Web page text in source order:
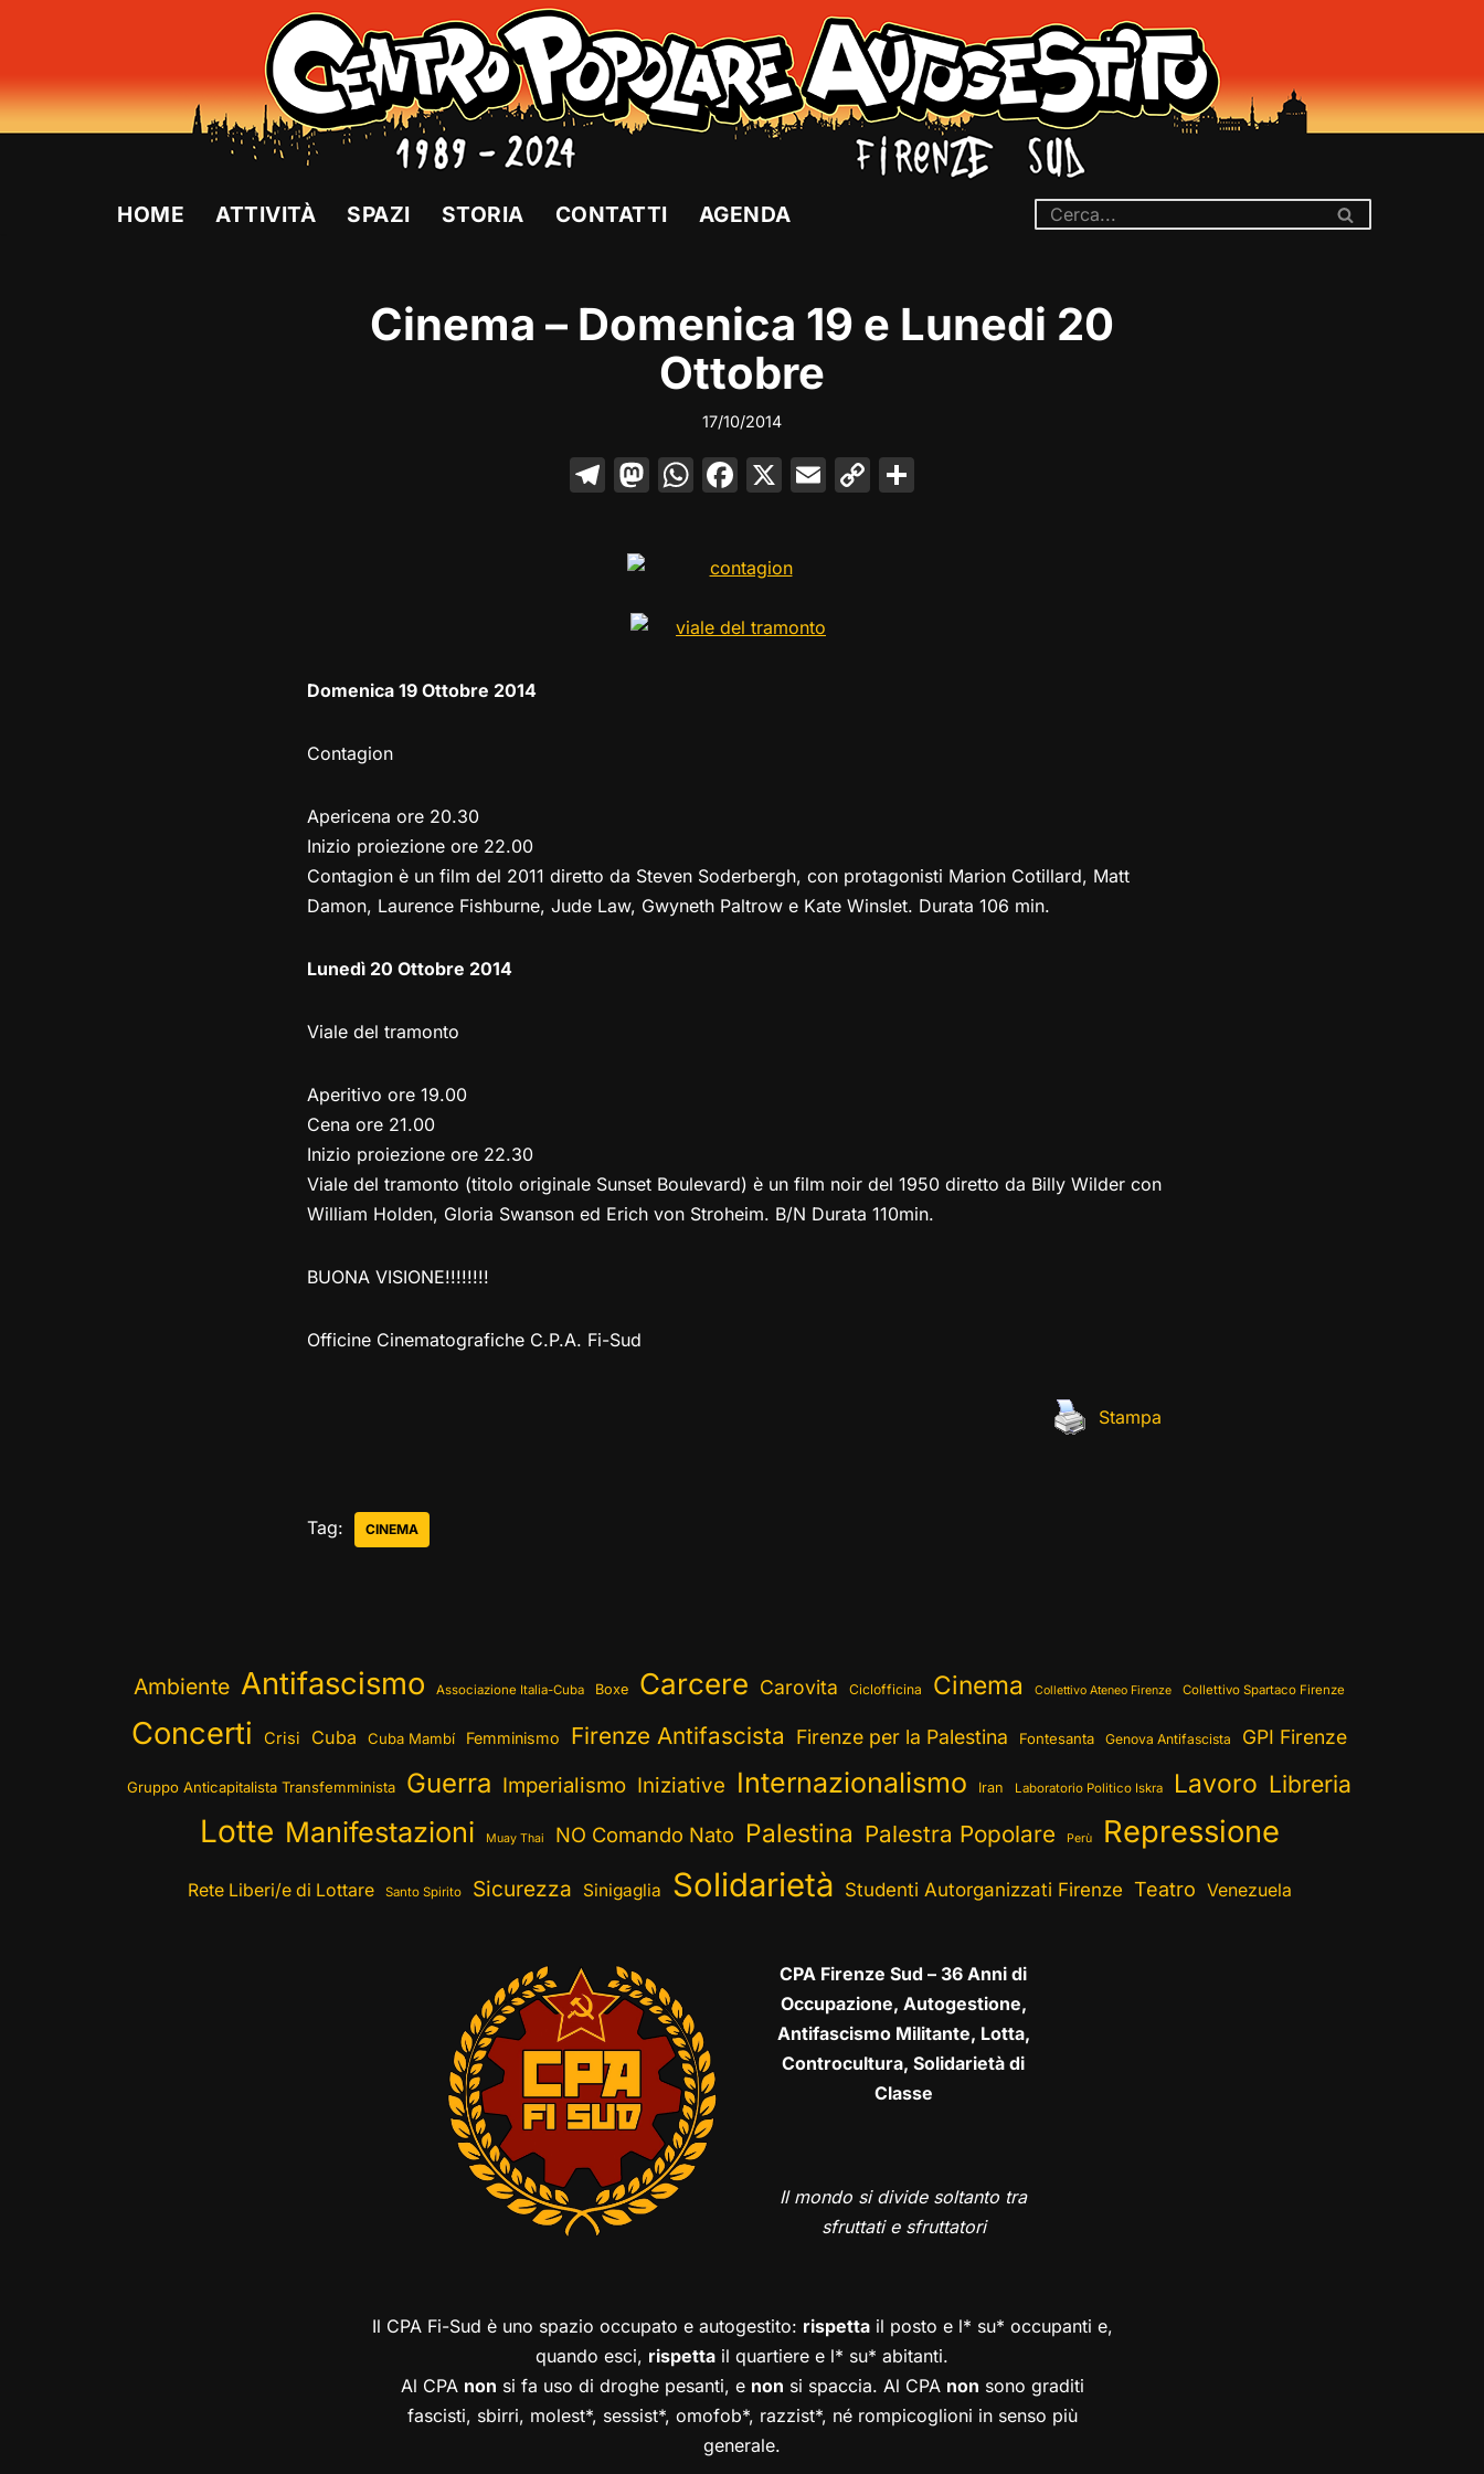
al
HOME ATTIVITÀ SPAZI STORIA CONTATTI AGENDA
Cinema – Domenica 19 e Lunedi 20
Ottobre
17/10/2014
T
e
gr
a
M
d
o
W
s
A
p
F
e
b
o
X E C
Domenica 19 Ottobre 2014
Contagion
Apericena ore 20.30
Inizio proiezione ore 22.00
Contagion è un film del 2011 diretto da Steven Soderbergh, con protagonisti Marion Cotillard, Matt
Damon, Laurence Fishburne, Jude Law, Gwyneth Paltrow e Kate Winslet. Durata 106 min.
Lunedì 20 Ottobre 2014
Viale del tramonto
Aperitivo ore 19.00
Cena ore 21.00
Inizio proiezione ore 22.30
Viale del tramonto (titolo originale Sunset Boulevard) è un film noir del 1950 diretto da Billy Wilder con
William Holden, Gloria Swanson ed Erich von Stroheim. B/N Durata 110min.
BUONA VISIONE!!!!!!!!
Officine Cinematografiche C.P.A. Fi-Sud
Stampa
Tag: CINEMA
Ambiente Antifascismo Associazione Italia-Cuba Boxe Carcere Carovita Ciclofficina Cinema Collettivo Ateneo Firenze Collettivo Spartaco Firenze
Concerti Crisi Cuba Cuba Mambí Femminismo Firenze Antifascista Firenze per la Palestina Fontesanta Genova Antifascista GPI Firenze
Gruppo Anticapitalista Transfemminista Guerra Imperialismo Iniziative Internazionalismo Iran Laboratorio Politico Iskra Lavoro Libreria
Lotte Manifestazioni Muay Thai NO Comando Nato Palestina Palestra Popolare Perù Repressione
Rete Liberi/e di Lottare Santo Spirito Sicurezza Sinigaglia Solidarietà Studenti Autorganizzati Firenze Teatro Venezuela
CPA Firenze Sud – 36 Anni di
Occupazione, Autogestione,
Antifascismo Militante, Lotta,
Controcultura, Solidarietà di
Classe
Il mondo si divide soltanto tra
sfruttati e sfruttatori
Il CPA Fi-Sud è uno spazio occupato e autogestito: rispettail posto e l* su* occupanti e,
quando esci, rispetta il quartiere e l* su* abitanti.
Al CPA non si fa uso di droghe pesanti, e non si spaccia. Al CPA non sono graditi
fascisti, sbirri, molest*, sessist*, omofob*, razzist*, né rompicoglioni in senso più
generale.